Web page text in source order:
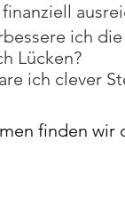
ich
Lücken?
ich clever
finden wir